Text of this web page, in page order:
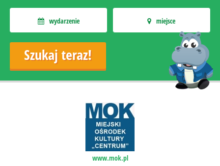
wydarzenie miejsce
www.mok.pl